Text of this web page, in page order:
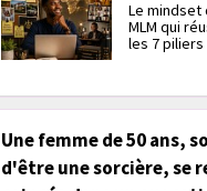
Le
MLM qui
les 7 piliers
Une femme de 50 ans,
d'être une sorcière, se